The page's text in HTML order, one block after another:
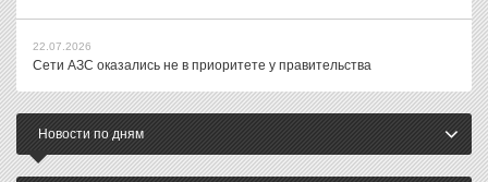
22.07.2026
Сети АЗС оказались не в приоритете у правительства
Новости по дням